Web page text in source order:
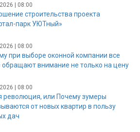
| 08:00
строительства проекта
парк УЮТный»
| 08:00
при выборе оконной компании все
внимание не только на цену
| 08:00
революция, или Почему зумеры
от новых квартир в пользу
дач